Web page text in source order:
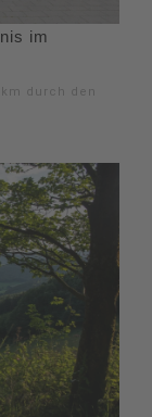
im
durch den